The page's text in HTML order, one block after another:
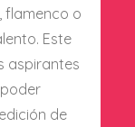
flamenco o
Este
aspirantes
de